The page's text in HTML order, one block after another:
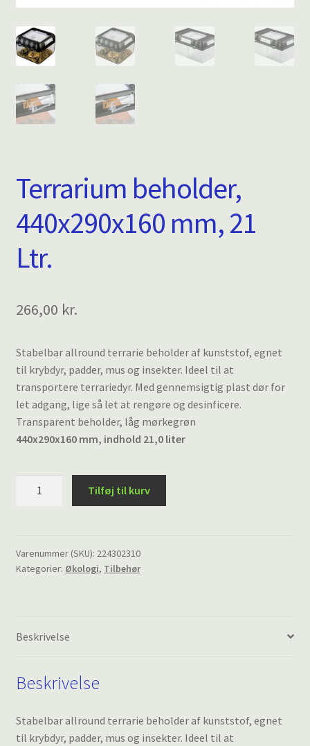
Terrarium beholder,
440x290x160 mm, 21
Ltr.
266,00 kr.
Stabelbar allround terrarie beholder af kunststof, egnet
til krybdyr, padder, mus og insekter. Ideel til at
transportere terrariedyr. Med gennemsigtig plast dør for
let adgang, lige så let at rengøre og desinficere.
Transparent beholder, låg mørkegrøn
440x290x160 mm, indhold 21,0 liter
21
Ltr.
Tilføj til kurv
Varenummer (SKU): 224302310
Kategorier: Økologi, Tilbehør
Beskrivelse
Beskrivelse
Stabelbar allround terrarie beholder af kunststof, egnet
til krybdyr, padder, mus og insekter. Ideel til at